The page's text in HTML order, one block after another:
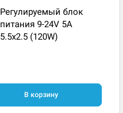
Регулируемый блок
питания 9-24V 5A
5.5x2.5 (120W)
В корзину